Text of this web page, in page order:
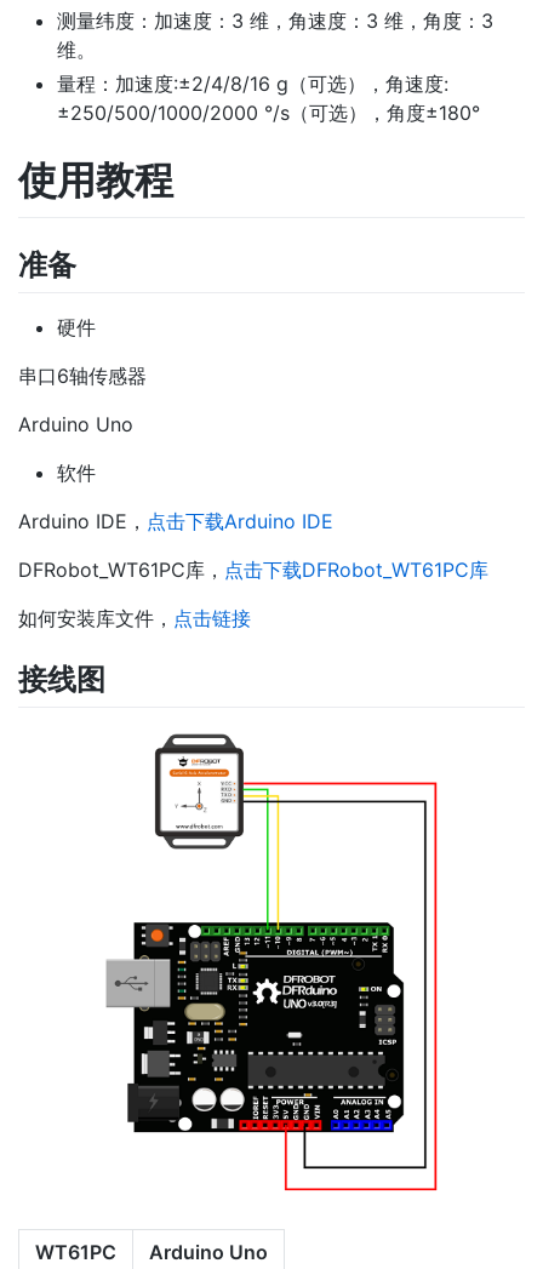
测量纬度：加速度：3 维，角速度：3 维，角度：3
维。
量程：加速度:±2/4/8/16 g（可选），角速度:
±250/500/1000/2000 °/s（可选），角度±180°
使用教程
准备
硬件
串口6轴传感器
Arduino Uno
软件
Arduino IDE， 点击下载Arduino IDE
DFRobot_WT61PC库， 点击下载DFRobot_WT61PC库
如何安装库文件， 点击链接
接线图
WT61PC Arduino Uno